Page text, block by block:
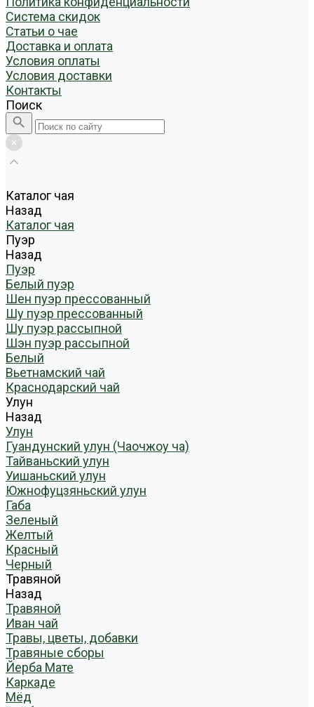
Система скидок
Статьи о чае
Доставка и оплата
Условия оплаты
Условия доставки
Контакты
Поиск
Каталог чая
Назад
Каталог чая
Пуэр
Назад
Пуэр
Белый пуэр
Шен пуэр прессованный
Шу пуэр прессованный
Шу пуэр рассыпной
Шэн пуэр рассыпной
Белый
Вьетнамский чай
Краснодарский чай
Улун
Назад
Улун
Гуандунский улун (Чаочжоу ча)
Тайваньский улун
Уишаньский улун
Южнофуцзяньский улун
Габа
Зеленый
Желтый
Красный
Черный
Травяной
Назад
Травяной
Иван чай
Травы, цветы, добавки
Травяные сборы
Йерба Мате
Каркаде
Мёд